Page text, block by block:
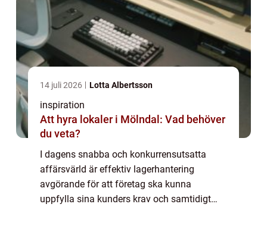
14 juli 2026 Lotta Albertsson
inspiration
Att hyra lokaler i Mölndal: Vad behöver
du veta?
I dagens snabba och konkurrensutsatta
affärsvärld är effektiv lagerhantering
avgörande för att företag ska kunna
uppfylla sina kunders krav och samtidigt